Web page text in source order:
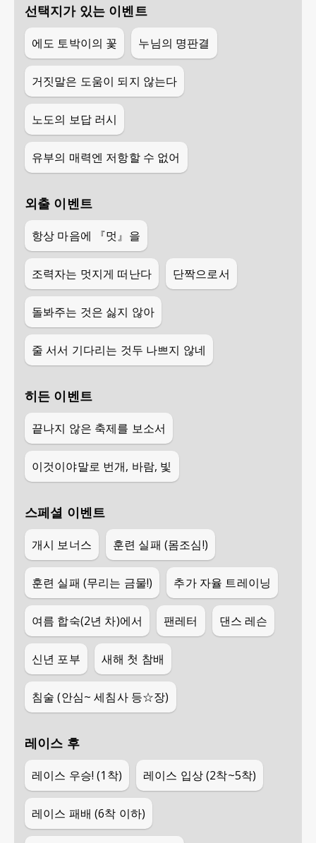
선택지가 있는 이벤트
에도 토박이의 꽃 누님의 명판결
거짓말은 도움이 되지 않는다
노도의 보답 러시
유부의 매력엔 저항할 수 없어
외출 이벤트
항상 마음에 『멋』을
조력자는 멋지게 떠난다 단짝으로서
돌봐주는 것은 싫지 않아
줄 서서 기다리는 것두 나쁘지 않네
히든 이벤트
끝나지 않은 축제를 보소서
이것이야말로 번개, 바람, 빛
스페셜 이벤트
개시 보너스 훈련 실패 (몸조심!)
훈련 실패 (무리는 금물!) 추가 자율 트레이닝
여름 합숙(2년 차)에서 팬레터 댄스 레슨
신년 포부 새해 첫 참배
침술 (안심~ 세침사 등☆장)
레이스 후
레이스 우승! (1착) 레이스 입상 (2착~5착)
레이스 패배 (6착 이하)